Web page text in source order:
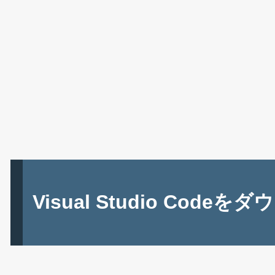
Visual Studio Codeをダ